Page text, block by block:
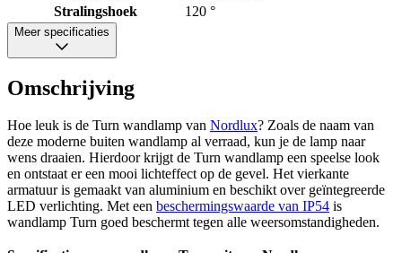
Stralingshoek
120 °
Meer specificaties
Omschrijving
Hoe leuk is de Turn wandlamp van Nordlux? Zoals de naam van
deze moderne buiten wandlamp al verraad, kun je de lamp naar
wens draaien. Hierdoor krijgt de Turn wandlamp een speelse look
en ontstaat er een mooi lichteffect op de gevel. Het vierkante
armatuur is gemaakt van aluminium en beschikt over geïntegreerde
LED verlichting. Met een beschermingswaarde van IP54 is
wandlamp Turn goed beschermt tegen alle weersomstandigheden.